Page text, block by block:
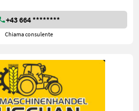
+43 664 ********
Chiama consulente